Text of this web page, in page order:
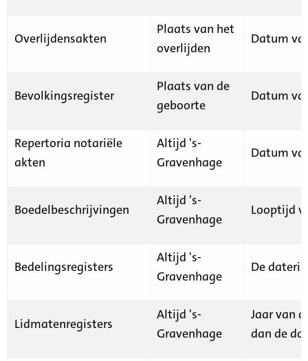
Overlijdensakten
Plaats van het
overlijden
Datum
Bevolkingsregister
Plaats van de
geboorte
Datum
Repertoria notariële
akten
Altijd 's-
Gravenhage
Datum
Boedelbeschrijvingen
Altijd 's-
Gravenhage
Looptijd
Bedelingsregisters
Altijd 's-
Gravenhage
De
Lidmatenregisters
Altijd 's-
Gravenhage
Jaar van
dan de